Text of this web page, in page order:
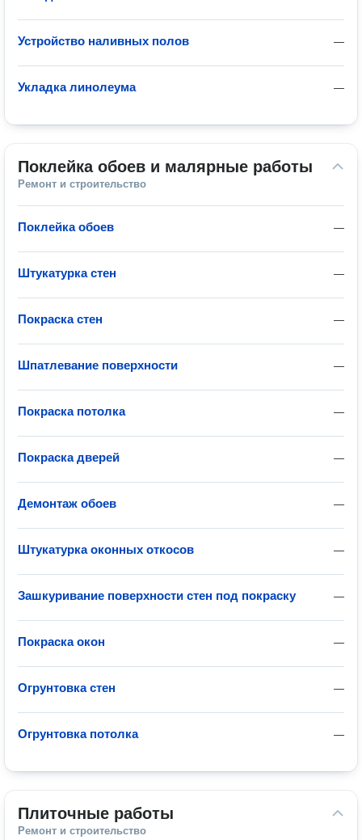
—
Устройство наливных полов
—
Укладка линолеума
Поклейка обоев и малярные работы
Ремонт и строительство
—
Поклейка обоев
—
Штукатурка стен
—
Покраска стен
—
Шпатлевание поверхности
—
Покраска потолка
—
Покраска дверей
—
Демонтаж обоев
—
Штукатурка оконных откосов
—
Зашкуривание поверхности стен под покраску
—
Покраска окон
—
Огрунтовка стен
—
Огрунтовка потолка
Плиточные работы
Ремонт и строительство